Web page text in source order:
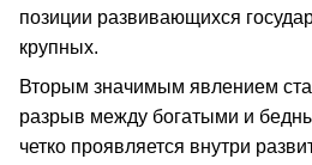
позиции развивающихся
крупных.
Вторым значимым явлением
разрыв между богатыми и
четко проявляется внутри